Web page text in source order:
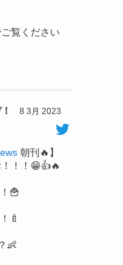
覧ください
8 3月 2023
朝刊🔥】
！！😁👍🔥
🍟
🍼
👶